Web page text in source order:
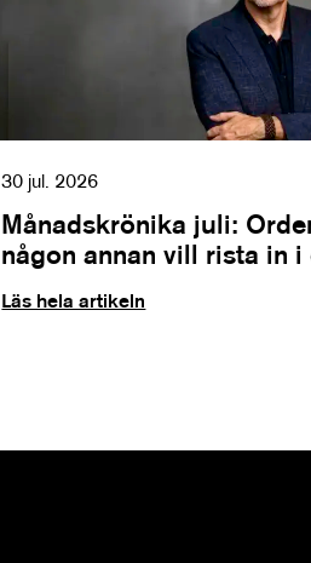
30 jul. 2026
Månadskrönika juli:
någon annan vill rista in i
Läs hela artikeln